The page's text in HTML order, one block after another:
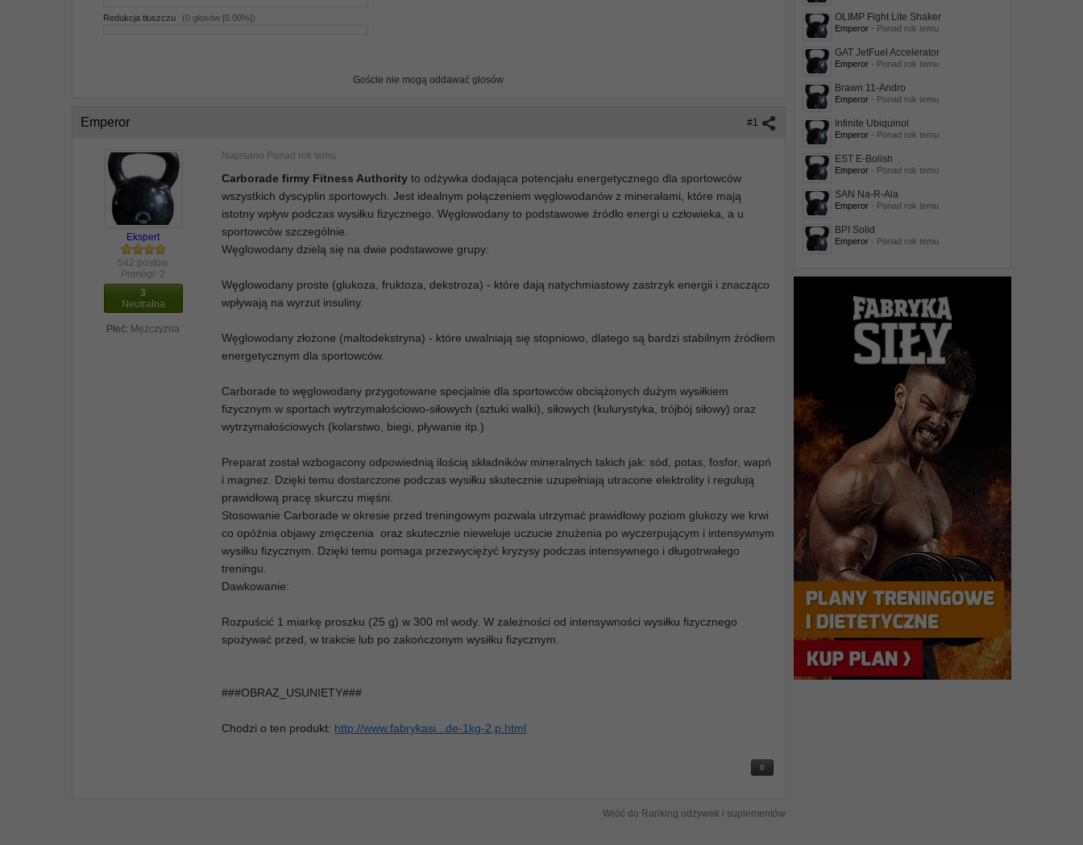
Redukcja tłuszczu (0 głosów [0.00%])
Goście nie mogą oddawać głosów
#1
Emperor
Ekspert
542 postów
Pomógł: 2
3
Neutralna
Płeć: Mężczyzna
Napisano Ponad rok temu
Carborade firmy Fitness Authority to odżywka dodająca potencjału energetycznego dla sportowców
wszystkich dyscyplin sportowych. Jest idealnym połączeniem węglowodanów z minerałami, które mają
istotny wpływ podczas wysiłku fizycznego. Węglowodany to podstawowe źródło energi u człowieka, a u
sportowców szczególnie.
Węglowodany dzielą się na dwie podstawowe grupy:
Węglowodany proste (glukoza, fruktoza, dekstroza) - które dają natychmiastowy zastrzyk energii i znacząco
wpływają na wyrzut insuliny.
Węglowodany złożone (maltodekstryna) - które uwalniają się stopniowo, dlatego są bardzi stabilnym źródłem
energetycznym dla sportowców.
Carborade to węglowodany przygotowane specjalnie dla sportowców obciążonych dużym wysiłkiem
fizycznym w sportach wytrzymałościowo-siłowych (sztuki walki), siłowych (kulurystyka, trójbój siłowy) oraz
wytrzymałościowych (kolarstwo, biegi, pływanie itp.)
Preparat został wzbogacony odpowiednią ilością składników mineralnych takich jak: sód, potas, fosfor, wapń
i magnez. Dzięki temu dostarczone podczas wysiłku skutecznie uzupełniają utracone elektrolity i regulują
prawidłową pracę skurczu mięśni.
Stosowanie Carborade w okresie przed treningowym pozwala utrzymać prawidłowy poziom glukozy we krwi
co opóźnia objawy zmęczenia oraz skutecznie nieweluje uczucie znużenia po wyczerpującym i intensywnym
wysiłku fizycznym. Dzięki temu pomaga przezwyciężyć kryzysy podczas intensywnego i długotrwałego
treningu.
Dawkowanie:
Rozpuścić 1 miarkę proszku (25 g) w 300 ml wody. W zależności od intensywności wysiłku fizycznego
spożywać przed, w trakcie lub po zakończonym wysiłku fizycznym.
###OBRAZ_USUNIETY###
Chodzi o ten produkt: http://www.fabrykasi...de-1kg-2,p.html
0
Wróć do Ranking odżywek i suplementów
OLIMP Fight Lite Shaker
Emperor- Ponad rok temu
GAT JetFuel Accelerator
Emperor- Ponad rok temu
Brawn 11-Andro
Emperor- Ponad rok temu
Infinite Ubiquinol
Emperor- Ponad rok temu
EST E-Bolish
Emperor- Ponad rok temu
SAN Na-R-Ala
Emperor- Ponad rok temu
BPI Solid
Emperor- Ponad rok temu